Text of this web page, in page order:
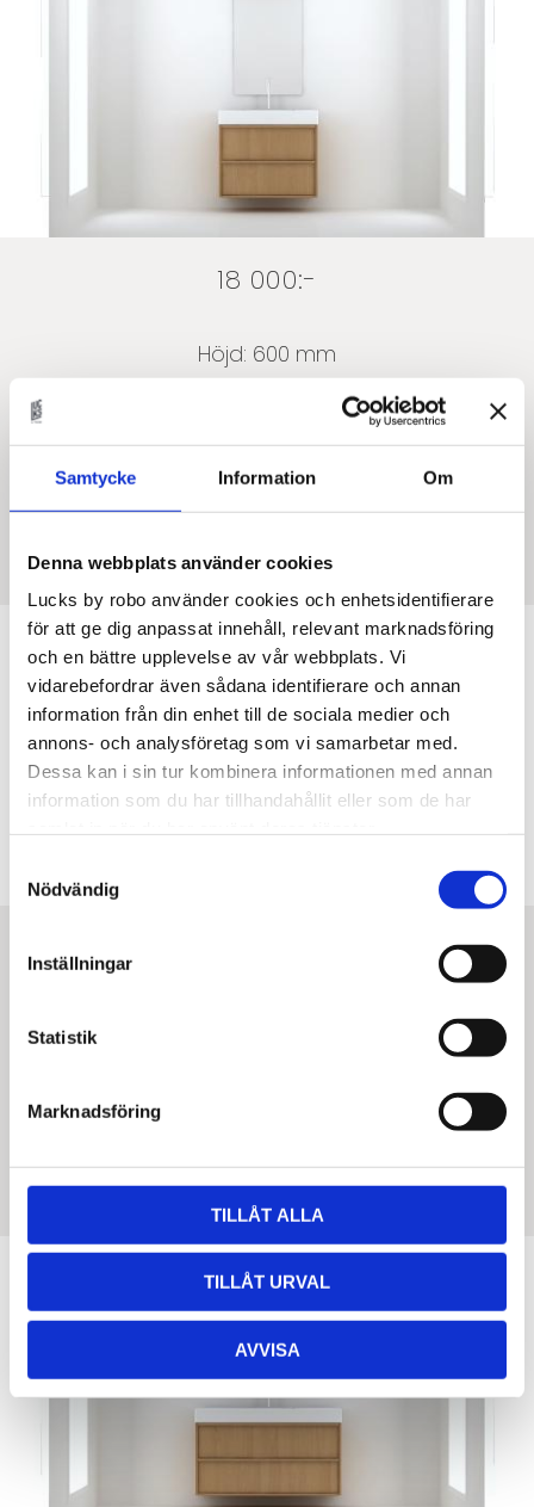
Samtycke Information Om
Denna webbplats använder cookies
Lucks by robo använder cookies och enhetsidentifierare
för att ge dig anpassat innehåll, relevant marknadsföring
och en bättre upplevelse av vår webbplats. Vi
vidarebefordrar även sådana identifierare och annan
information från din enhet till de sociala medier och
annons- och analysföretag som vi samarbetar med.
Dessa kan i sin tur kombinera informationen med annan
information som du har tillhandahållit eller som de har
Nödvändig
Inställningar
Statistik
Marknadsföring
TILLÅT ALLA
TILLÅT URVAL
AVVISA
18 000:-
Höjd: 600 mm
Djup: 450 mm (stomme)
Grepplist: 18 mm